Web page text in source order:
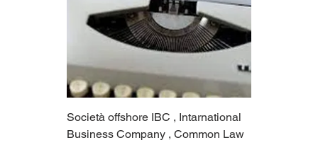
Società offshore IBC , Intarnational
Business Company , Common Law